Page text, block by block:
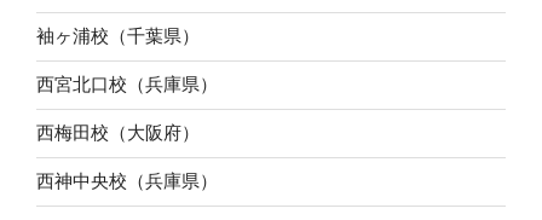
袖ヶ浦校（千葉県）
西宮北口校（兵庫県）
西梅田校（大阪府）
西神中央校（兵庫県）